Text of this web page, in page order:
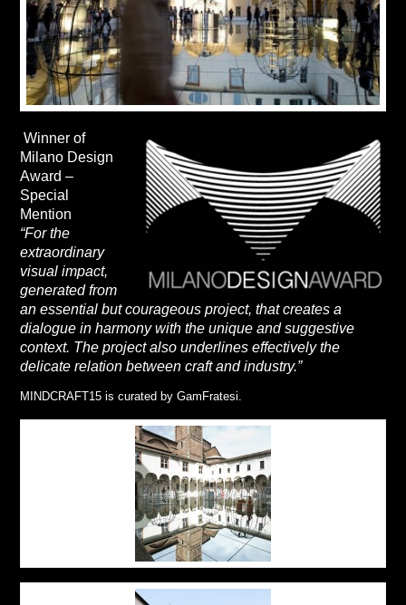
Winner of
Milano Design
Award –
Special
Mention
“For the
extraordinary
visual impact,
generated from
an essential but courageous project, that creates a
dialogue in harmony with the unique and suggestive
context. The project also underlines effectively the
delicate relation between craft and industry.”
MINDCRAFT15 is curated by GamFratesi.